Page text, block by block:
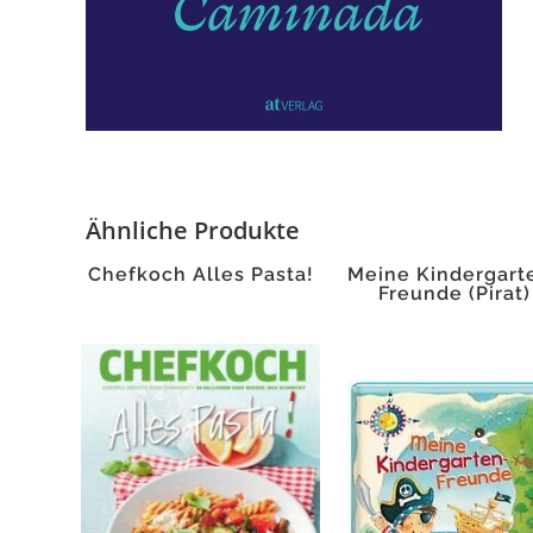
Ähnliche Produkte
Chefkoch Alles Pasta!
Meine
Freunde (Pirat)